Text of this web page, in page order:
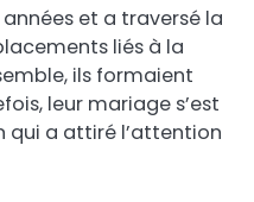
et a traversé la
liés à la
ils formaient
leur mariage s’est
qui a attiré l’attention